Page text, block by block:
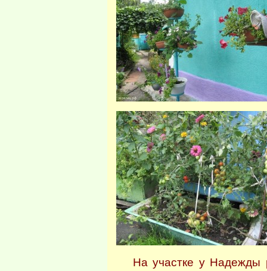
На участке у Надежды